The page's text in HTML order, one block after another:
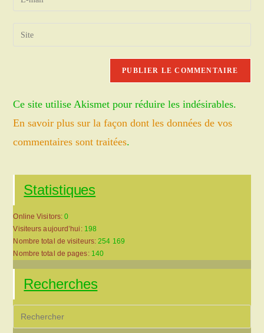
address
Saisir
(facultatif)
Ce site utilise Akismet pour réduire les indésirables.
En savoir plus sur la façon dont les données de vos
commentaires sont traitées.
Statistiques
Online Visitors:0
Visiteurs aujourd’hui: 198
Nombre total de visiteurs:254 169
Nombre total de pages: 140
Recherches